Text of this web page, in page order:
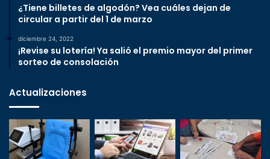
¿Tiene billetes de algodón? Vea cuáles dejan de
circular a partir del 1 de marzo
diciembre 24, 2022
¡Revise su lotería! Ya salió el premio mayor del primer
sorteo de consolación
Actualizaciones